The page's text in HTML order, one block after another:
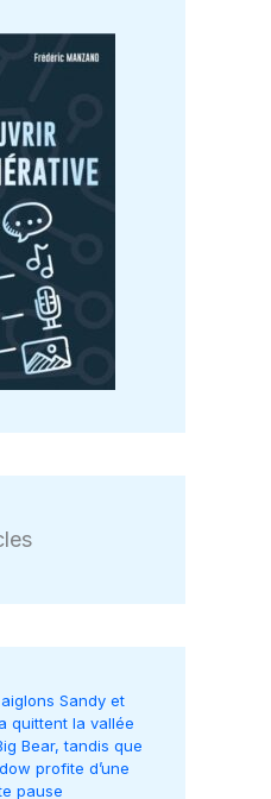
Sandy et
quittent la vallée
Bear, tandis que
profite d’une
pause